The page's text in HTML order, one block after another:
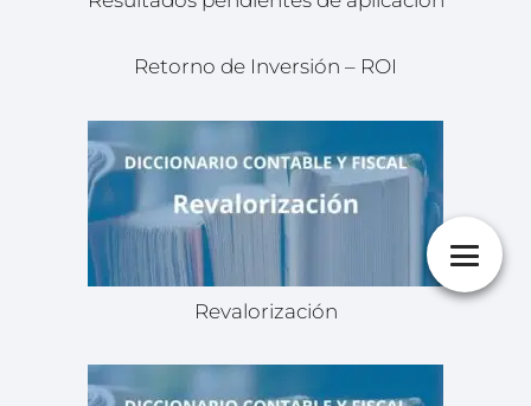
Retorno de Inversión – ROI
Revalorización